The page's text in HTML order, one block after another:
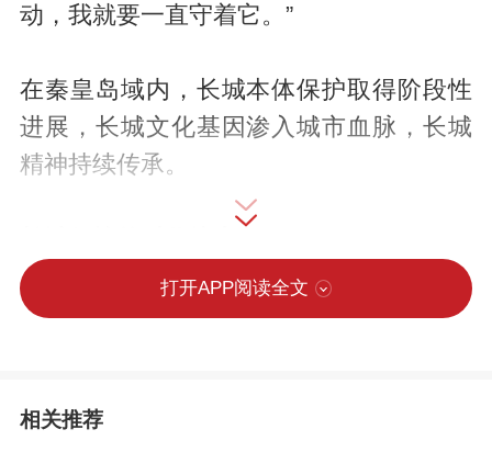
动，我就要一直守着它。”
在秦皇岛域内，长城本体保护取得阶段性
进展，长城文化基因渗入城市血脉，长城
精神持续传承。
长城保护的火炬，已从张鹤珊传递到年轻
保护网。在这张保护网里，一群充满活力
打开APP阅读全文
相关推荐